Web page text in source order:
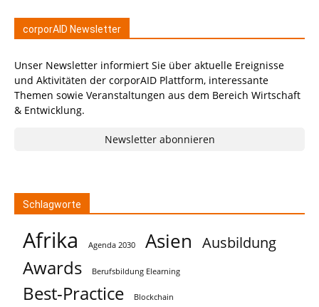
corporAID Newsletter
Unser Newsletter informiert Sie über aktuelle Ereignisse
und Aktivitäten der corporAID Plattform, interessante
Themen sowie Veranstaltungen aus dem Bereich Wirtschaft
& Entwicklung.
Newsletter abonnieren
Schlagworte
Afrika Agenda 2030 Asien Ausbildung
Awards Berufsbildung Elearning
Best-Practice Blockchain